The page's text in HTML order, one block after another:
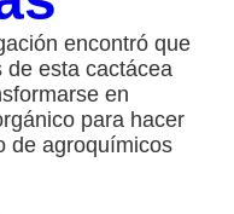
encontró que
de esta cactácea
en
para hacer
de agroquímicos